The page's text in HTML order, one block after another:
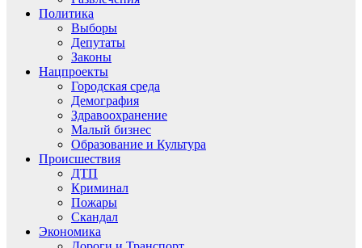
Политика
Выборы
Депутаты
Законы
Нацпроекты
Городская среда
Демография
Здравоохранение
Малый бизнес
Образование и Культура
Происшествия
ДТП
Криминал
Пожары
Скандал
Экономика